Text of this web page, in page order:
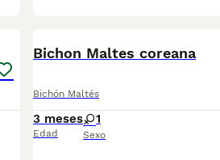
Bichon Maltes coreana
Bichón Maltés
3 meses
Edad
1
Sexo